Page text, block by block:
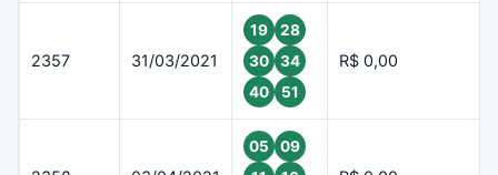
2357 31/03/2021
19
28
30
34
40
51
R$ 0,00
05
09